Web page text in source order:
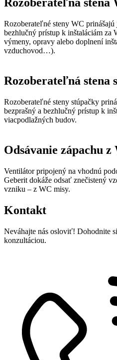
Rozoberateľná stena
Rozoberateľné steny WC
bezhlučný prístup k inštaláciám za
výmeny, opravy alebo doplnení
vzduchovod…).
Rozoberateľná stena
Rozoberateľné steny stúpačky
bezprašný a bezhlučný prístup k
viacpodlažných budov.
Odsávanie zápachu z
Ventilátor pripojený na vhodnú
Geberit dokáže odsať znečistený
vzniku – z WC misy.
Kontakt
Neváhajte nás osloviť! Dohodnite
konzultáciou.